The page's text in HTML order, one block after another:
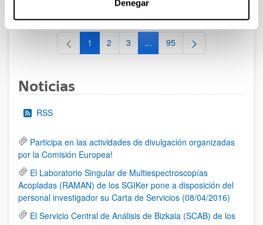
Denegar
al 30/07/2026 (ambos incluídos)
Página
1 Página
2 Página
3 ...Páginas intermedias Use TAB
Página
95
Noticias
RSS
Participa en las actividades de divulgación organizadas
por la Comisión Europea!
El Laboratorio Singular de Multiespectroscopías
Acopladas (RAMAN) de los SGIKer pone a disposición del
personal investigador su Carta de Servicios (08/04/2016)
El Servicio Central de Análisis de Bizkaia (SCAB) de los